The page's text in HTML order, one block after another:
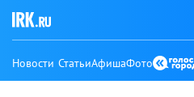
Новости СтатьиАфишаФото